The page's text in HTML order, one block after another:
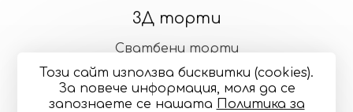
3Д торти
Сватбени торти
Стандартни торти
Този сайт използва бисквитки (cookies).
За повече информация, моля да се
запознаете се нашaтa Политика за